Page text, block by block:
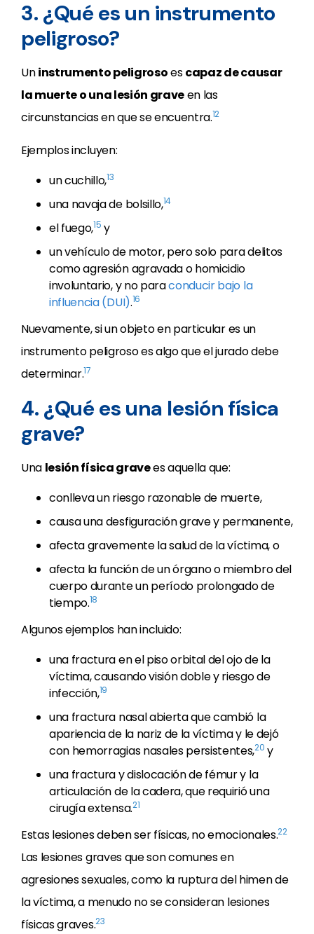
3. ¿Qué es un instrumento
peligroso?
Uninstrumento peligrosoescapaz de causar
la muerte o una lesión graveen las
circunstancias en que se encuentra.12
Ejemplos incluyen:
un cuchillo,13
una navaja de bolsillo,14
el fuego,15 y
un vehículo de motor, pero solo para delitos
como agresión agravada o homicidio
involuntario, y no paraconducir bajo la
influencia (DUI).16
Nuevamente, si un objeto en particular es un
instrumento peligroso es algo que el jurado debe
determinar.17
4. ¿Qué es una lesión física
grave?
Una lesión física gravees aquella que:
conlleva un riesgo razonable de muerte,
causa una desfiguración grave y permanente,
afecta gravemente la salud de la víctima, o
afecta la función de un órgano o miembro del
cuerpo durante un período prolongado de
tiempo.18
Algunos ejemplos han incluido:
una fractura en el piso orbital del ojo de la
víctima, causando visión doble y riesgo de
infección,19
una fractura nasal abierta que cambió la
apariencia de la nariz de la víctima y le dejó
con hemorragias nasales persistentes,20 y
una fractura y dislocación de fémur y la
articulación de la cadera, que requirió una
cirugía extensa.21
Estas lesiones deben ser físicas, no emocionales.22
Las lesiones graves que son comunes en
agresiones sexuales, como la ruptura del himen de
la víctima, a menudo no se consideran lesiones
físicas graves.23